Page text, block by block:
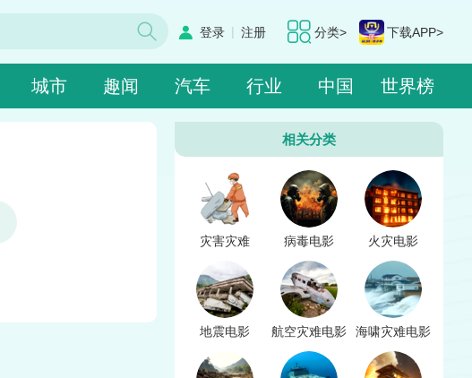
分类> 下载APP>
登录 | 注册
城市 趣闻 汽车 行业 中国 世界榜
相关分类
灾害灾难 病毒电影 火灾电影
地震电影 航空灾难电影 海啸灾难电影